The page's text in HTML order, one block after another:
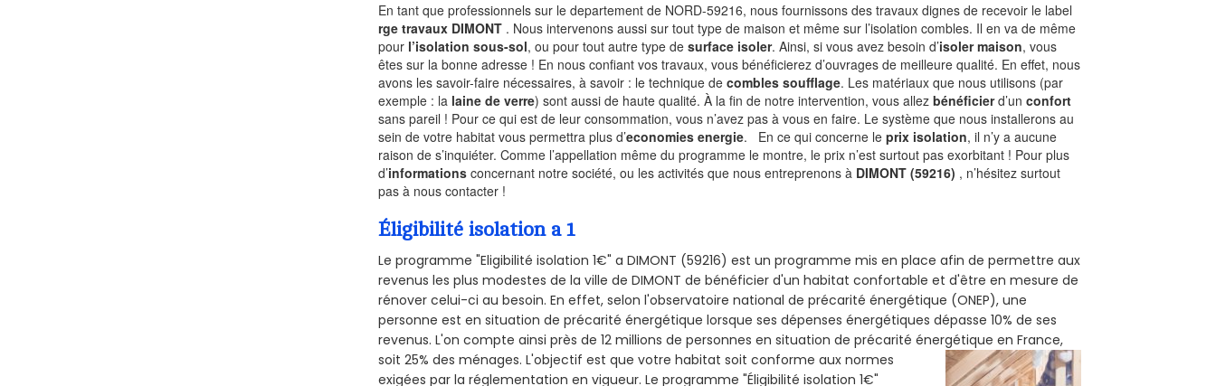
En tant que professionnels sur le departement de NORD-59216, nous fournissons des travaux dignes de recevoir le label
rge travaux DIMONT . Nous intervenons aussi sur tout type de maison et même sur l’isolation combles. Il en va de même
pour l’isolation sous-sol, ou pour tout autre type desurface isoler. Ainsi, si vous avez besoin d’isoler maison, vous
êtes sur la bonne adresse ! En nous confiant vos travaux, vous bénéficierez d’ouvrages de meilleure qualité. En effet, nous
avons les savoir-faire nécessaires, à savoir : le technique decombles soufflage. Les matériaux que nous utilisons (par
exemple : la laine de verre) sont aussi de haute qualité. À la fin de notre intervention, vous allezbénéficierd’unconfort
sans pareil ! Pour ce qui est de leur consommation, vous n’avez pas à vous en faire. Le système que nous installerons au
sein de votre habitat vous permettra plus d’economies energie. En ce qui concerne leprix isolation, il n’y a aucune
raison de s’inquiéter. Comme l’appellation même du programme le montre, le prix n’est surtout pas exorbitant ! Pour plus
d’informations concernant notre société, ou les activités que nous entreprenons à DIMONT (59216) , n’hésitez surtout
pas à nous contacter !
Éligibilité isolation a 1
Le programme "Eligibilité isolation 1€" a DIMONT (59216) est un programme mis en place afin de permettre aux
revenus les plus modestes de la ville de DIMONT de bénéficier d'un habitat confortable et d'être en mesure de
rénover celui-ci au besoin. En effet, selon l'observatoire national de précarité énergétique (ONEP), une
personne est en situation de précarité énergétique lorsque ses dépenses énergétiques dépasse 10% de ses
revenus. L'on compte ainsi près de 12 millions de personnes en situation de précarité énergétique en France,
soit 25% des ménages.L'objectif est que votre habitat soit conforme aux normes
exigées par la réglementation en vigueur. Le programme "Éligibilité isolation 1€"